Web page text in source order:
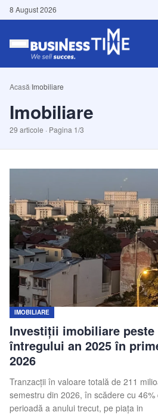
8 August 2026
Echipa
Contact
Acasă/Imobiliare
Imobiliare
29 articole · Pagina 1/3
IMOBILIARE
Investiții imobiliare peste
întregului an 2025 în
2026
Tranzacții în valoare totală de 211
semestru din 2026, în scădere cu
perioadă a anului trecut, pe piața in